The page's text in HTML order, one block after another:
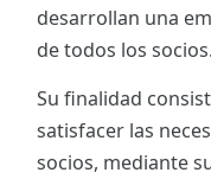
desarrollan una
de todos los socios.
Su finalidad
satisfacer las
socios, mediante